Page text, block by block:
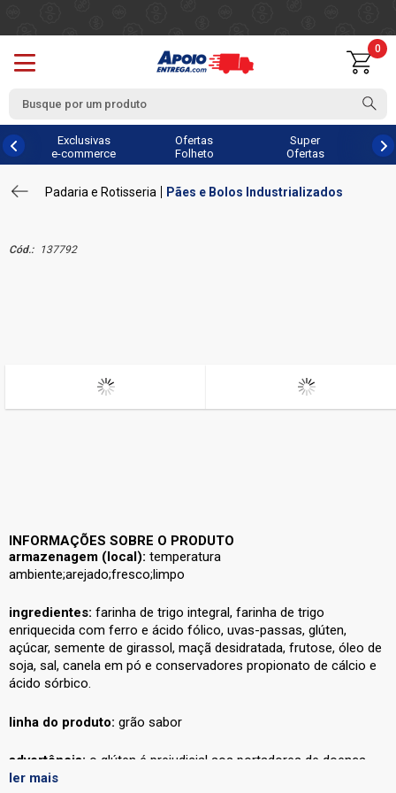
0
Exclusivas
e-commerce
Ofertas
Folheto
Super
Ofertas
Padaria e Rotisseria Pães e Bolos Industrializados
Cód.: 137792
INFORMAÇÕES SOBRE O PRODUTO
armazenagem (local): temperatura
ambiente;arejado;fresco;limpo
ingredientes: farinha de trigo integral, farinha de trigo
enriquecida com ferro e ácido fólico, uvas-passas, glúten,
açúcar, semente de girassol, maçã desidratada, frutose, óleo de
soja, sal, canela em pó e conservadores propionato de cálcio e
ácido sórbico.
linha do produto: grão sabor
advertência: o glúten é prejudicial aos portadores de doença
celíaca.
ler mais